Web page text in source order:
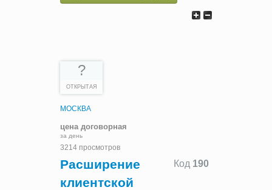
?
ОТКРЫТАЯ
МОСКВА
цена договорная
за день
3214 просмотров
Код 190
Расширение
клиентской